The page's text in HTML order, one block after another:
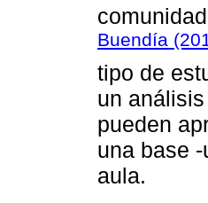
Buendía
tipo de
un
pueden
una base
aula.